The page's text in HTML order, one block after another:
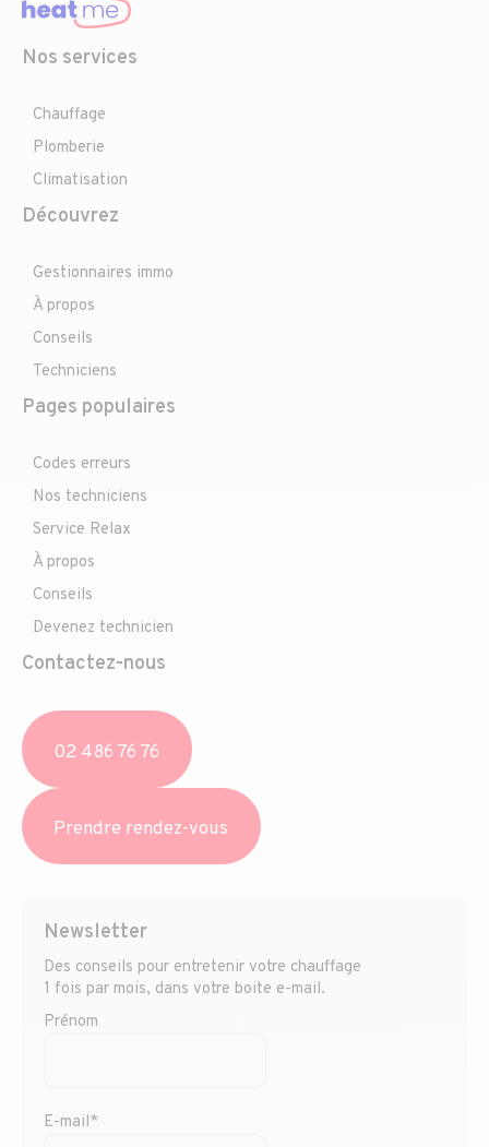
Nos services
Chauffage
Plomberie
Climatisation
Découvrez
Gestionnaires immo
À propos
Conseils
Techniciens
Pages populaires
Codes erreurs
Nos techniciens
Service Relax
À propos
Conseils
Devenez technicien
Contactez-nous
02 486 76 76
Prendre rendez-vous
Newsletter
Des conseils pour entretenir votre chauffage
1 fois par mois, dans votre boite e-mail.
Prénom
E-mail*